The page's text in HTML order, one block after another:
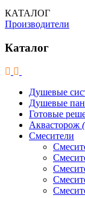
КАТАЛОГ
Производители
Каталог
Душевые
Душевые
Готовые
Аквасторож
Смесители